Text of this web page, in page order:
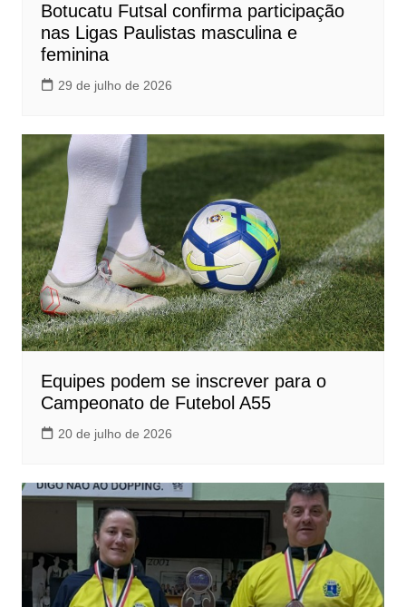
Botucatu Futsal confirma participação
nas Ligas Paulistas masculina e
feminina
29 de julho de 2026
Equipes podem se inscrever para o
Campeonato de Futebol A55
20 de julho de 2026